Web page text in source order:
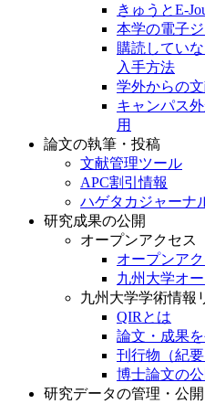
きゅうとE-
本学の電子
購読してい
入手方法
学外からの
キャンパス
用
論文の執筆・投稿
文献管理ツール
APC割引情報
ハゲタカジャーナ
研究成果の公開
オープンアクセス
オープンア
九州大学オ
九州大学学術情報
QIRとは
論文・成果
刊行物（紀
博士論文の
研究データの管理・公開